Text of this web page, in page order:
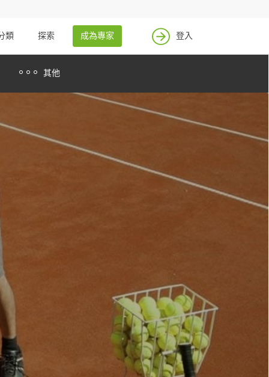
類 探索 成為專家 登入登入
其他